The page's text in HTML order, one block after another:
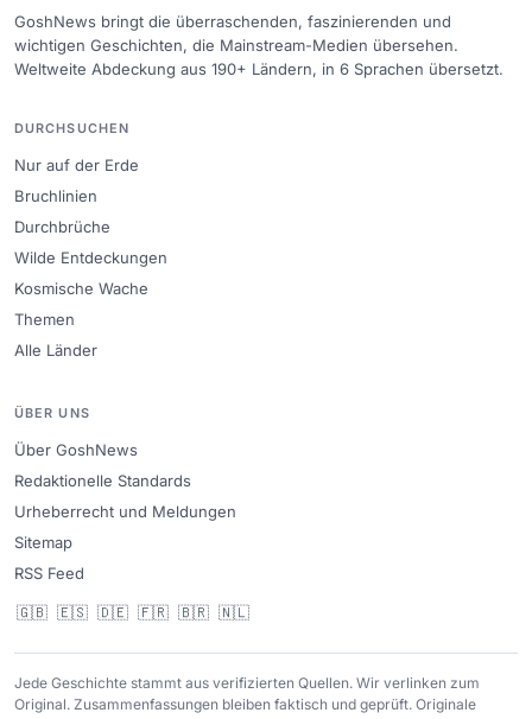
GoshNews bringt die überraschenden, faszinierenden und
wichtigen Geschichten, die Mainstream-Medien übersehen.
Weltweite Abdeckung aus 190+ Ländern, in 6 Sprachen übersetzt.
DURCHSUCHEN
Nur auf der Erde
Bruchlinien
Durchbrüche
Wilde Entdeckungen
Kosmische Wache
Themen
Alle Länder
ÜBER UNS
Über GoshNews
Redaktionelle Standards
Urheberrecht und Meldungen
Sitemap
RSS Feed
🇬🇧 🇪🇸 🇩🇪 🇫🇷 🇧🇷 🇳🇱
Jede Geschichte stammt aus verifizierten Quellen. Wir verlinken zum
Original. Zusammenfassungen bleiben faktisch und geprüft. Originale